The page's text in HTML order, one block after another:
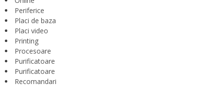
Periferice
Placi de baza
Placi video
Printing
Procesoare
Purificatoare
Purificatoare
Recomandari